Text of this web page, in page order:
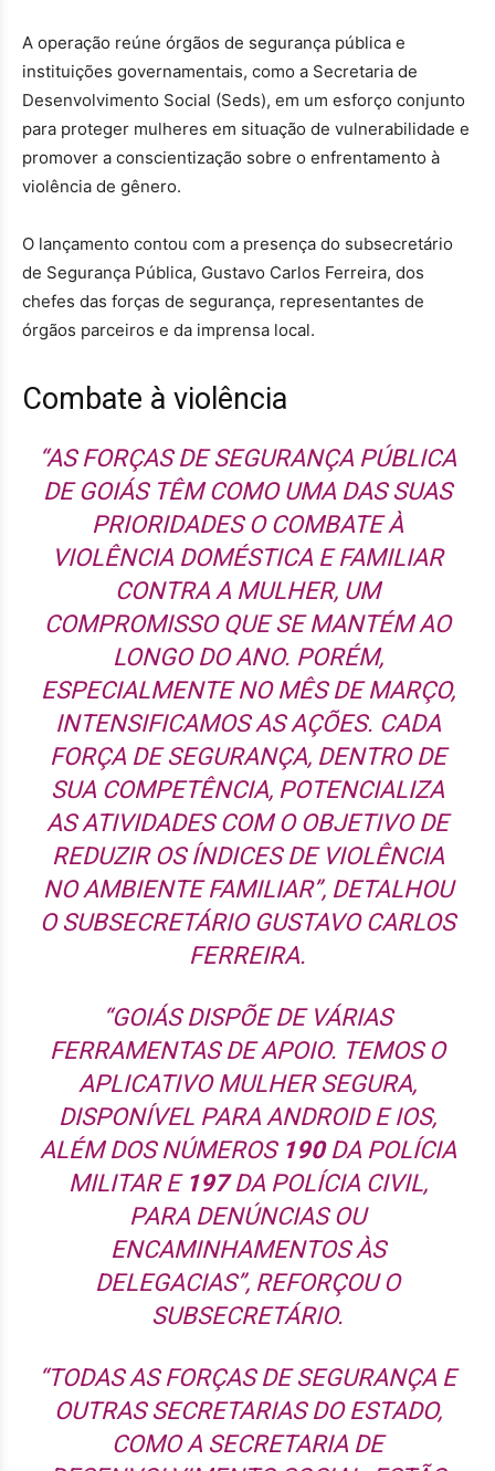
A operação reúne órgãos de segurança pública e
instituições governamentais, como a Secretaria de
Desenvolvimento Social (Seds), em um esforço conjunto
para proteger mulheres em situação de vulnerabilidade e
promover a conscientização sobre o enfrentamento à
violência de gênero.
O lançamento contou com a presença do subsecretário
de Segurança Pública, Gustavo Carlos Ferreira, dos
chefes das forças de segurança, representantes de
órgãos parceiros e da imprensa local.
Combate à violência
“AS FORÇAS DE SEGURANÇA PÚBLICA
DE GOIÁS TÊM COMO UMA DAS SUAS
PRIORIDADES O COMBATE À
VIOLÊNCIA DOMÉSTICA E FAMILIAR
CONTRA A MULHER, UM
COMPROMISSO QUE SE MANTÉM AO
LONGO DO ANO. PORÉM,
ESPECIALMENTE NO MÊS DE MARÇO,
INTENSIFICAMOS AS AÇÕES. CADA
FORÇA DE SEGURANÇA, DENTRO DE
SUA COMPETÊNCIA, POTENCIALIZA
AS ATIVIDADES COM O OBJETIVO DE
REDUZIR OS ÍNDICES DE VIOLÊNCIA
NO AMBIENTE FAMILIAR”, DETALHOU
O SUBSECRETÁRIO GUSTAVO CARLOS
FERREIRA.
“GOIÁS DISPÕE DE VÁRIAS
FERRAMENTAS DE APOIO. TEMOS O
APLICATIVO MULHER SEGURA,
DISPONÍVEL PARA ANDROID E IOS,
ALÉM DOS NÚMEROS 190DA POLÍCIA
MILITAR E 197DA POLÍCIA CIVIL,
PARA DENÚNCIAS OU
ENCAMINHAMENTOS ÀS
DELEGACIAS”, REFORÇOU O
SUBSECRETÁRIO.
“TODAS AS FORÇAS DE SEGURANÇA E
OUTRAS SECRETARIAS DO ESTADO,
COMO A SECRETARIA DE